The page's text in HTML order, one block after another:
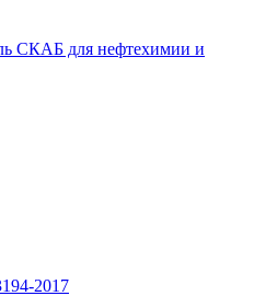
СКАБ для нефтехимии и
2017